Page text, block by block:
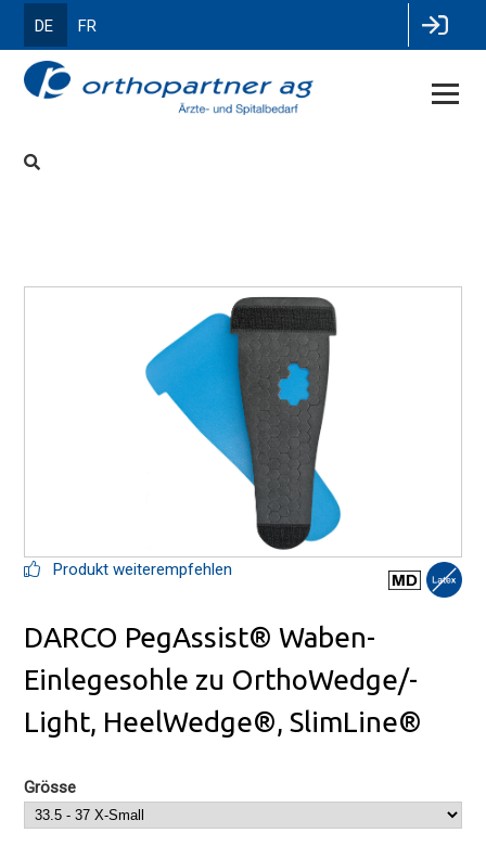
DE FR
Produkt weiterempfehlen
DARCO PegAssist® Waben-
Einlegesohle zu OrthoWedge/-
Light, HeelWedge®, SlimLine®
Grösse